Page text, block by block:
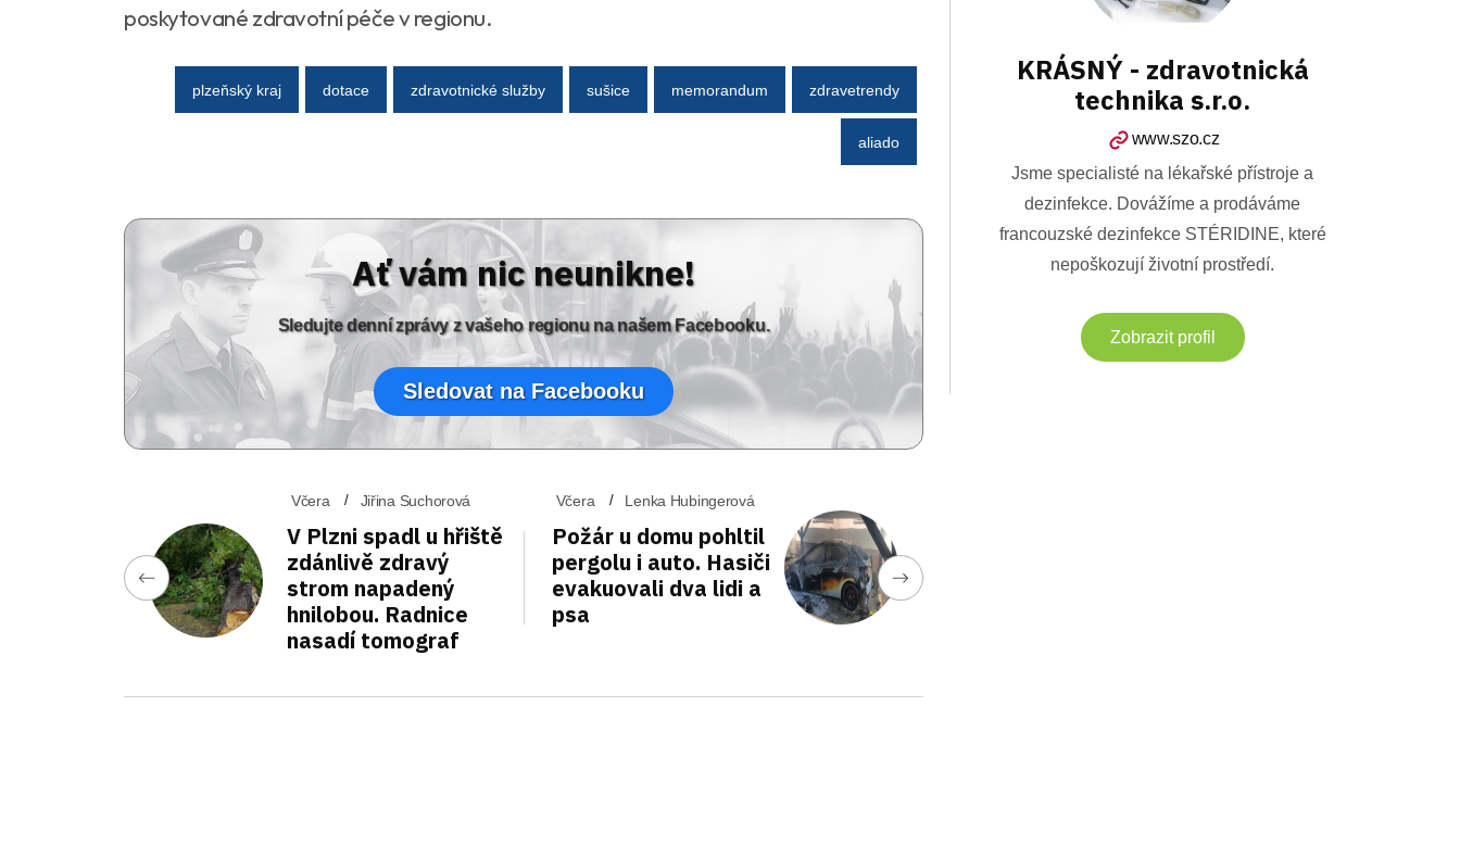
poskytované zdravotní péče v regionu.
plzeňský kraj dotace zdravotnické služby sušice memorandum zdravetrendy
aliado
Ať vám nic neunikne!
Sledujte denní zprávy z vašeho regionu na našem Facebooku.
Sledovat na Facebooku
Včera Jiřina Suchorová
V Plzni spadl u hřiště
zdánlivě zdravý
strom napadený
hnilobou. Radnice
nasadí tomograf
Včera Lenka Hubingerová
Požár u domu pohltil
pergolu i auto. Hasiči
evakuovali dva lidi a
psa
KRÁSNÝ - zdravotnická
technika s.r.o.
www.szo.cz
Jsme specialisté na lékařské přístroje a
dezinfekce. Dovážíme a prodáváme
francouzské dezinfekce STÉRIDINE, které
nepoškozují životní prostředí.
Zobrazit profil